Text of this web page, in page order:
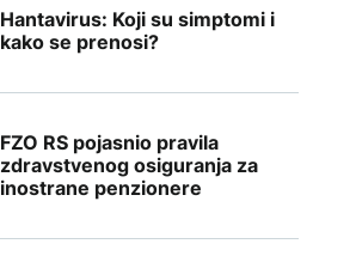
Hantavirus: Koji su simptomi i
kako se prenosi?
FZO RS pojasnio pravila
zdravstvenog osiguranja za
inostrane penzionere